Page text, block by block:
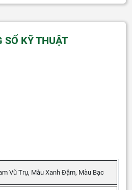
SỐ KỸ THUẬT
Vũ Trụ, Màu Xanh Đậm, Màu Bạc